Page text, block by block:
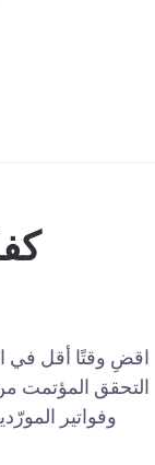
اقضِ وقتًا أقل في
التحقق المؤتمت من
وفواتير